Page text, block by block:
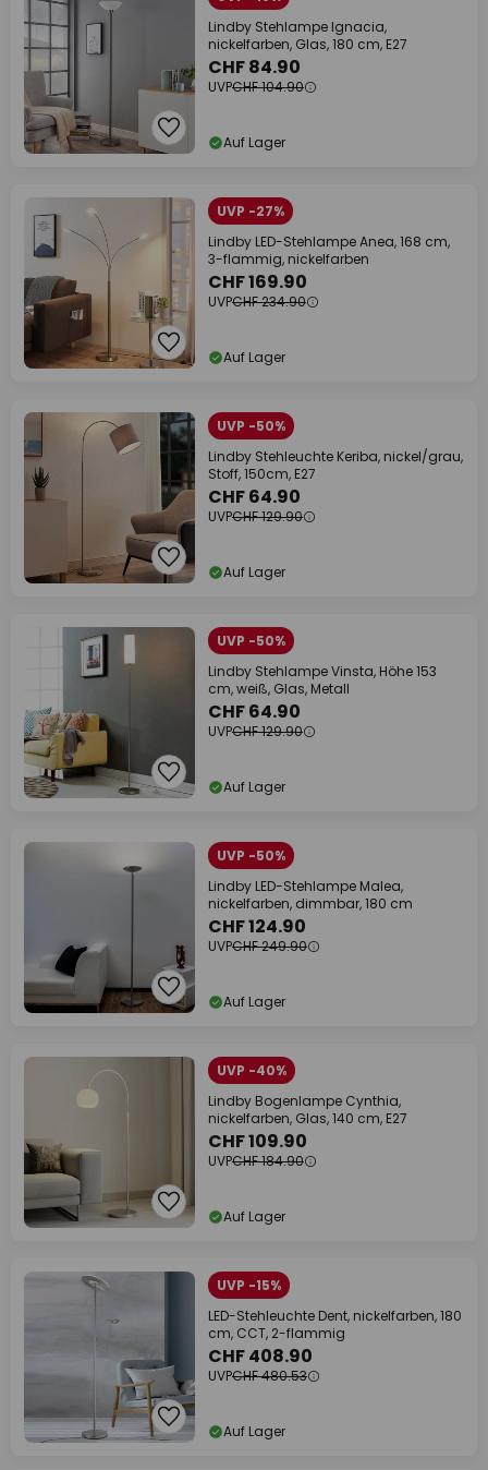
Lindby Stehlampe Ignacia,
nickelfarben, Glas, 180 cm, E27
CHF 84.90
UVPCHF 104.90
Auf Lager
UVP -27%
Lindby LED-Stehlampe Anea, 168 cm,
3-flammig, nickelfarben
CHF 169.90
UVPCHF 234.90
Auf Lager
UVP -50%
Lindby Stehleuchte Keriba, nickel/grau,
Stoff, 150cm, E27
CHF 64.90
UVPCHF 129.90
Auf Lager
UVP -50%
Lindby Stehlampe Vinsta, Höhe 153
cm, weiß, Glas, Metall
CHF 64.90
UVPCHF 129.90
Auf Lager
UVP -50%
Lindby LED-Stehlampe Malea,
nickelfarben, dimmbar, 180 cm
CHF 124.90
UVPCHF 249.90
Auf Lager
UVP -40%
Lindby Bogenlampe Cynthia,
nickelfarben, Glas, 140 cm, E27
CHF 109.90
UVPCHF 184.90
Auf Lager
UVP -15%
LED-Stehleuchte Dent, nickelfarben, 180
cm, CCT, 2-flammig
CHF 408.90
UVPCHF 480.53
Auf Lager